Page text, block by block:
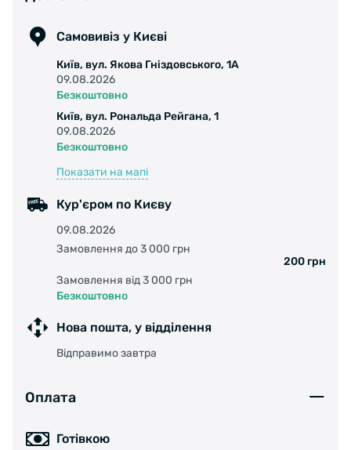
Самовивіз у Києві
Київ, вул. Якова Гніздовського, 1А
09.08.2026
Безкоштовно
Київ, вул. Рональда Рейгана, 1
09.08.2026
Безкоштовно
Показати на мапі
Кур'єром по Києву
09.08.2026
Замовлення до 3 000 грн
200 грн
Замовлення від 3 000 грн
Безкоштовно
Нова пошта, у відділення
Відправимо завтра
Оплата
Готівкою